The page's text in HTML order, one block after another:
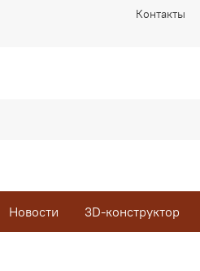
Контакты
Новости 3D-конструктор